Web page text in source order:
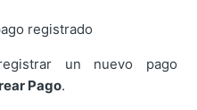
registrado
un nuevo pago
Pago.